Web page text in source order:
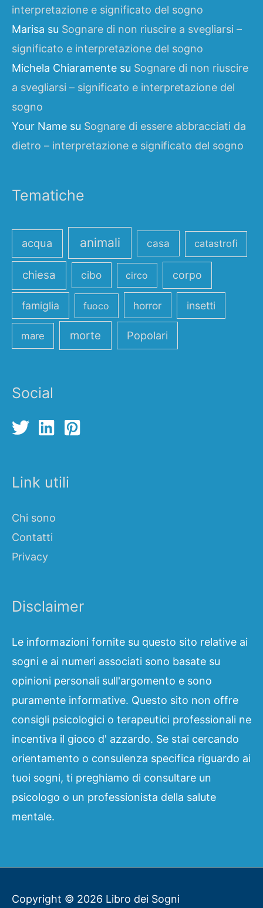
interpretazione e significato del sogno
Marisa su Sognare di non riuscire a svegliarsi –
significato e interpretazione del sogno
Michela Chiaramente su Sognare di non riuscire
a svegliarsi – significato e interpretazione del
sogno
Your Name su Sognare di essere abbracciati da
dietro – interpretazione e significato del sogno
Tematiche
acqua animali casa catastrofi
chiesa cibo circo corpo
famiglia fuoco horror insetti
mare morte Popolari
Social
Link utili
Chi sono
Contatti
Privacy
Disclaimer
Le informazioni fornite su questo sito relative ai
sogni e ai numeri associati sono basate su
opinioni personali sull'argomento e sono
puramente informative. Questo sito non offre
consigli psicologici o terapeutici professionali ne
incentiva il gioco d' azzardo. Se stai cercando
orientamento o consulenza specifica riguardo ai
tuoi sogni, ti preghiamo di consultare un
psicologo o un professionista della salute
mentale.
Copyright © 2026 Libro dei Sogni